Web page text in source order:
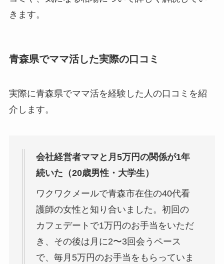
きます。
青森県でママ活した実際の口コミ
実際に青森県でママ活を経験した人の口コミを紹
介します。
会社経営者ママと月5万円の関係が1年
続いた（20歳男性・大学生）
ワクワクメールで青森市在住の40代看
護師の女性と知り合いました。初回の
カフェデートで1万円のお手当をいただ
き、その後は月に2〜3回会うペース
で、毎月5万円のお手当をもらっていま